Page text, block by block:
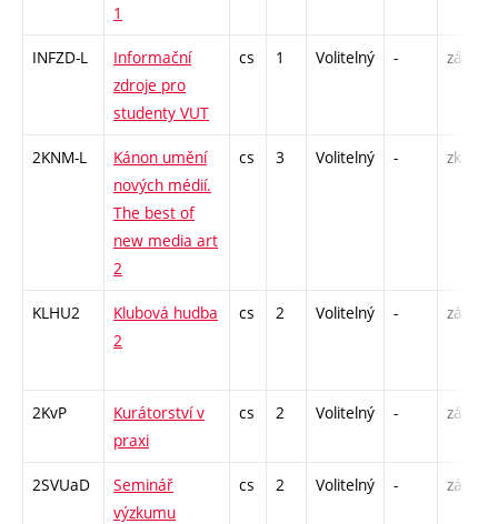
1
INFZD-L
Informační
zdroje pro
studenty VUT
cs 1 Volitelný - zá
2KNM-L
Kánon umění
nových médií.
The best of
new media art
2
cs 3 Volitelný - zk
KLHU2
Klubová hudba
2
cs 2 Volitelný - zá
2KvP
Kurátorství v
praxi
cs 2 Volitelný - zá
2SVUaD
Seminář
výzkumu
cs 2 Volitelný - zá